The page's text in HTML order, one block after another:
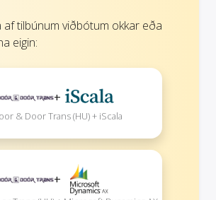
af tilbúnum viðbótum okkar eða
eigin:
+
& Door Trans (HU) + iScala
+